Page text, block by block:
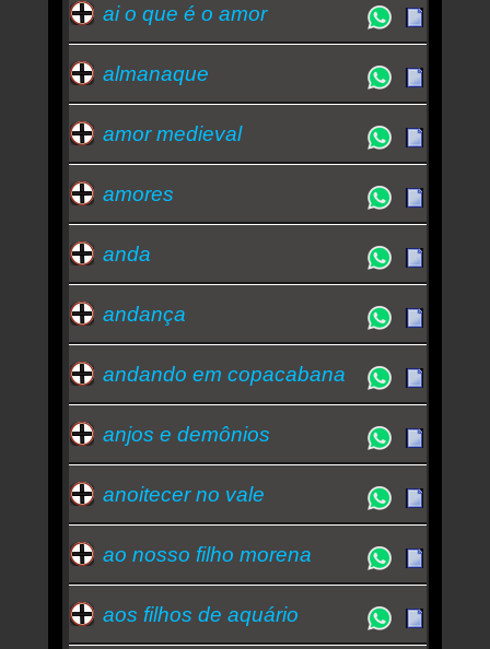
ai o que é o amor
almanaque
amor medieval
amores
anda
andança
andando em copacabana
anjos e demônios
anoitecer no vale
ao nosso filho morena
aos filhos de aquário